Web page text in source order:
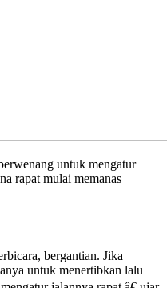
untuk mengatur
rapat mulai memanas
bergantian. Jika
untuk menertibkan lalu